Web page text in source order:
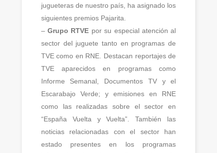
jugueteras de nuestro país, ha asignado los
siguientes premios Pajarita.
–Grupo RTVE por su especial atención al
sector del juguete tanto en programas de
TVE como en RNE. Destacan reportajes de
TVE aparecidos en programas como
Informe Semanal, Documentos TV y el
Escarabajo Verde; y emisiones en RNE
como las realizadas sobre el sector en
“España Vuelta y Vuelta”. También las
noticias relacionadas con el sector han
estado presentes en los programas